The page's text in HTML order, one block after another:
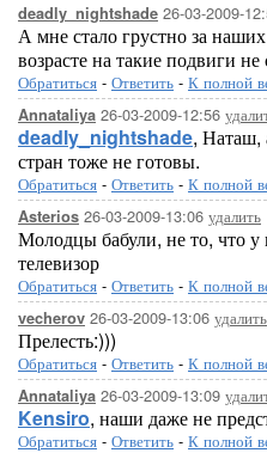
deadly_nightshade 26-03-2009-
А мне стало грустно за
возрасте на такие подвиги
Обратиться - Ответить - К полной
Annataliya 26-03-2009-12:56
deadly_nightshade, Наташ,
стран тоже не готовы.
Обратиться - Ответить - К полной
Asterios 26-03-2009-13:06 удалить
Молодцы бабули, не то, что у
телевизор
Обратиться - Ответить - К полной
vecherov 26-03-2009-13:06 удалить
Прелесть:)))
Обратиться - Ответить - К полной
Annataliya 26-03-2009-13:09
Kensiro, наши даже не
Обратиться - Ответить - К полной